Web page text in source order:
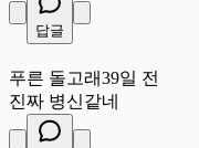
답글
푸른 돌고래39일 전
진짜 병신같네